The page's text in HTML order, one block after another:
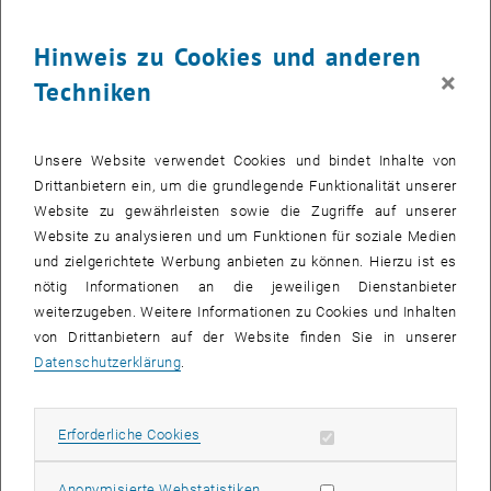
Was kann man in Mathematik heute noch forschen?
SEPT. 26
Veranstaltungstyp:
Veranstaltungsort:Kuppelsaal, TU Wien, 1040 Wien
Theaterstück “Das hat doch eine Frau erfunden!”
28 September 2026
28
SEPT. 26
Veranstaltungstyp:
Veranstaltungsort:TVFA Halle, 1040 Wien
Hinweis zu Cookies und anderen
Techniken
×
Unsere Website verwendet Cookies und bindet Inhalte von
Drittanbietern ein, um die grundlegende Funktionalität unserer
Website zu gewährleisten sowie die Zugriffe auf unserer
Website zu analysieren und um Funktionen für soziale Medien
und zielgerichtete Werbung anbieten zu können. Hierzu ist es
nötig Informationen an die jeweiligen Dienstanbieter
weiterzugeben. Weitere Informationen zu Cookies und Inhalten
von Drittanbietern auf der Website finden Sie in unserer
Datenschutzerklärung
Erforderliche Cookies Erforderliche Cookies zulassen